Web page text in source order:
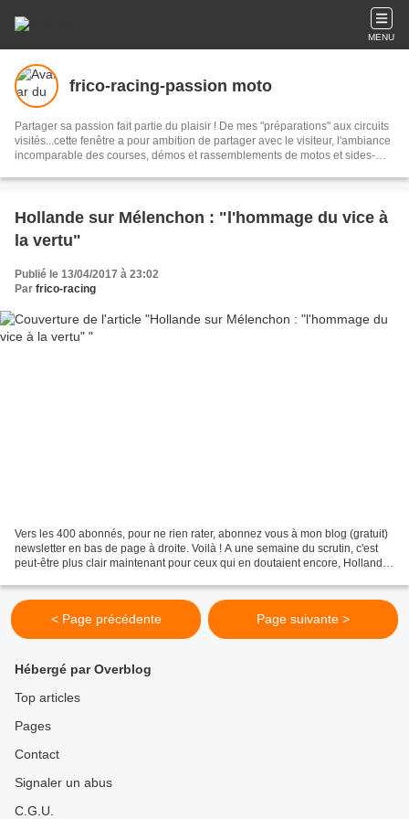
MENU
frico-racing-passion moto
Partager sa passion fait partie du plaisir ! De mes "préparations" aux circuits
visités...cette fenêtre a pour ambition de partager avec le visiteur, l'ambiance
incomparable des courses, démos et rassemblements de motos et sides-
Hollande sur Mélenchon : "l'hommage du vice à
la vertu"
Publié le 13/04/2017 à 23:02
Par frico-racing
Vers les 400 abonnés, pour ne rien rater, abonnez vous à mon blog (gratuit)
newsletter en bas de page à droite. Voilà ! A une semaine du scrutin, c'est
peut-être plus clair maintenant pour ceux qui en doutaient encore, Hollande
< Page précédente Page suivante >
Hébergé par Overblog
Top articles
Pages
Contact
Signaler un abus
C.G.U.